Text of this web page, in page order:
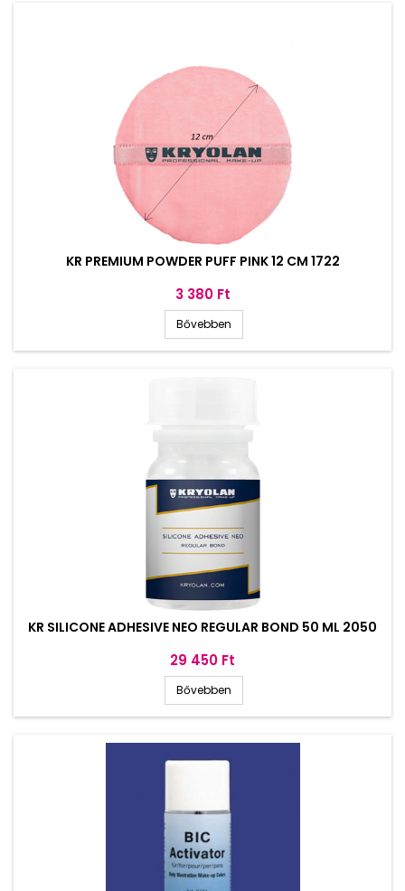
KR PREMIUM POWDER PUFF PINK 12 CM 1722
Ár
3 380 Ft
Bővebben
KR SILICONE ADHESIVE NEO REGULAR BOND 50 ML 2050
Ár
29 450 Ft
Bővebben